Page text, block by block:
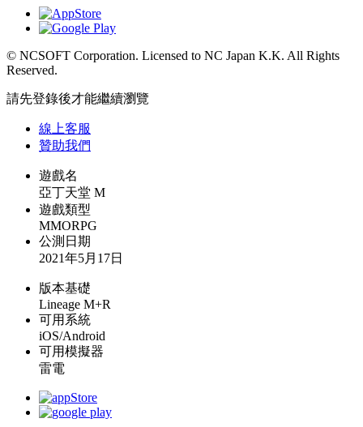
© NCSOFT Corporation. Licensed to NC Japan K.K. All Rights
Reserved.
請先登錄後才能繼續瀏覽
線上客服
贊助我們
遊戲名
亞丁天堂 M
遊戲類型
MMORPG
公測日期
2021年5月17日
版本基礎
Lineage M+R
可用系統
iOS/Android
可用模擬器
雷電